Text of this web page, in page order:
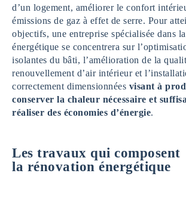
d’un logement, améliorer le confort
émissions de gaz à effet de serre. Pour
objectifs, une entreprise spécialisée dans
énergétique se concentrera sur
isolantes du bâti, l’amélioration de la
renouvellement d’air intérieur et
correctement dimensionnées visant à
conserver la chaleur nécessaire et
réaliser des économies d’énergie.
Les travaux qui composent
la rénovation énergétique